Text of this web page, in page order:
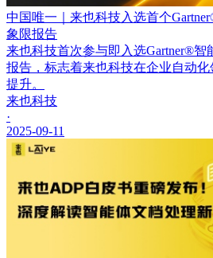
中国唯一｜来也科技入选首个
象限报告
来也科技首次参与即入选Gartner®智
报告，标志着来也科技在企业自动
提升。
来也科技
·
2025-09-11